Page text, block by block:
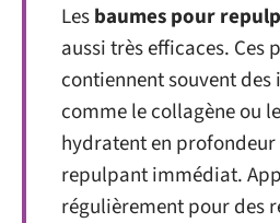
Lesbaumes pour
aussi très efficaces. Ces
contiennent souvent
comme le collagène ou
hydratent en
repulpant immédiat.
régulièrement pour des